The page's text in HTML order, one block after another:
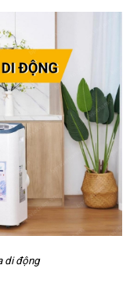
di động